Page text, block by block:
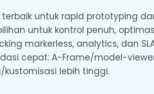
terbaik untuk rapid prototyping
untuk kontrol penuh,
markerless, analytics, dan
cepat: A-Frame/model-
kustomisasi lebih tinggi.